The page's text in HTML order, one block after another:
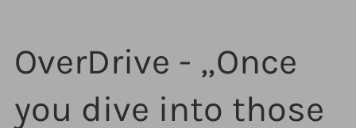
OverDrive - „Once
you dive into those